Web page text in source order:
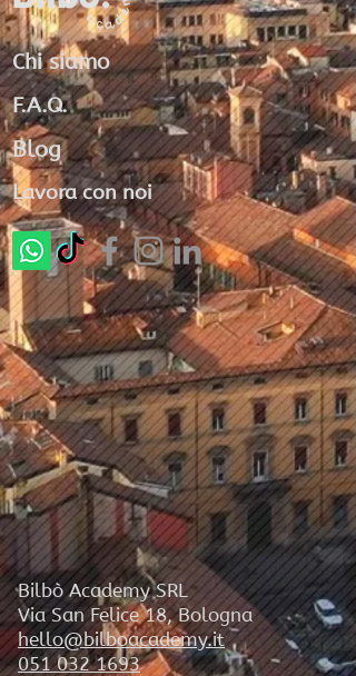
Chi siamo
F.A.Q.
Blog
Lavora con noi
Bilbò Academy SRL
Via San Felice 18, Bologna
hello@bilboacademy.it
051 032 1693